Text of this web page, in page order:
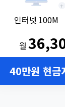
인터넷 100M
+
월
40만원 현금